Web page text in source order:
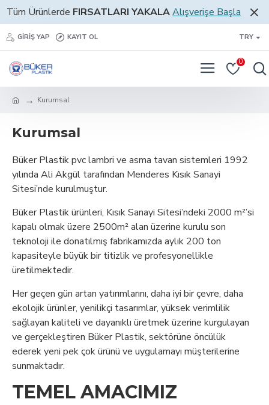
Tüm Ürünlerde FIRSATLARI YAKALAAlışverişe Başla
GIRIŞ YAP KAYIT OL TRY
0
Kurumsal
Kurumsal
Büker Plastik pvc lambri ve asma tavan sistemleri 1992
yılında Ali Akgül tarafından Menderes Kısık Sanayi
Sitesi’nde kurulmuştur.
Büker Plastik ürünleri, Kısık Sanayi Sitesi’ndeki 2000 m²’si
kapalı olmak üzere 2500m² alan üzerine kurulu son
teknoloji ile donatılmış fabrikamızda aylık 200 ton
kapasiteyle büyük bir titizlik ve profesyonellikle
üretilmektedir.
Her geçen gün artan yatırımlarını, daha iyi bir çevre, daha
ekolojik ürünler, yenilikçi tasarımlar, yüksek verimlilik
sağlayan kaliteli ve dayanıklı üretmek üzerine kurgulayan
ve gerçekleştiren Büker Plastik, sektörüne öncülük
ederek yeni pek çok ürünü ve uygulamayı müşterilerine
sunmaktadır.
TEMEL AMACIMIZ